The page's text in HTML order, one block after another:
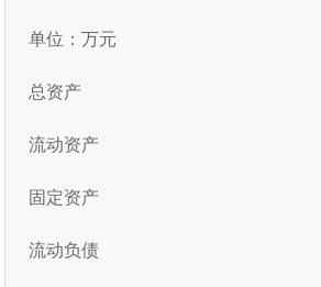
单位：万元
总资产
流动资产
固定资产
流动负债